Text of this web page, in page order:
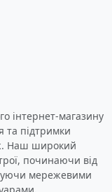
інтернет-магазину
та підтримки
Наш широкий
починаючи від
мережевими